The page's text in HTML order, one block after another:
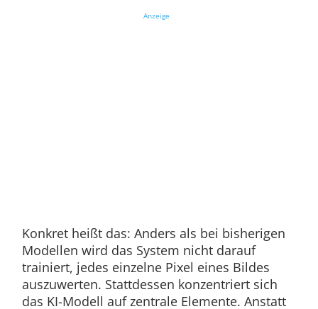
Anzeige
Konkret heißt das: Anders als bei bisherigen
Modellen wird das System nicht darauf
trainiert, jedes einzelne Pixel eines Bildes
auszuwerten. Stattdessen konzentriert sich
das KI-Modell auf zentrale Elemente. Anstatt